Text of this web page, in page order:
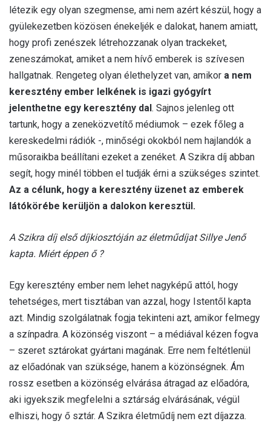
létezik egy olyan szegmense, ami nem azért készül, hogy a
gyülekezetben közösen énekeljék e dalokat, hanem amiatt,
hogy profi zenészek létrehozzanak olyan trackeket,
zeneszámokat, amiket a nem hívő emberek is szívesen
hallgatnak. Rengeteg olyan élethelyzet van, amikor a nem
keresztény ember lelkének is igazi gyógyírt
jelenthetne egy keresztény dal. Sajnos jelenleg ott
tartunk, hogy a zeneközvetítő médiumok – ezek főleg a
kereskedelmi rádiók -, minőségi okokból nem hajlandók a
műsoraikba beállítani ezeket a zenéket. A Szikra díj abban
segít, hogy minél többen el tudják érni a szükséges szintet.
Az a célunk, hogy a keresztény üzenet az emberek
látókörébe kerüljön a dalokon keresztül.
A Szikra díj első díjkiosztóján az életműdíjat Sillye Jenő
kapta. Miért éppen ő ?
Egy keresztény ember nem lehet nagyképű attól, hogy
tehetséges, mert tisztában van azzal, hogy Istentől kapta
azt. Mindig szolgálatnak fogja tekinteni azt, amikor felmegy
a színpadra. A közönség viszont – a médiával kézen fogva
– szeret sztárokat gyártani magának. Erre nem feltétlenül
az előadónak van szüksége, hanem a közönségnek. Ám
rossz esetben a közönség elvárása átragad az előadóra,
aki igyekszik megfelelni a sztárság elvárásának, végül
elhiszi, hogy ő sztár. A Szikra életműdíj nem ezt díjazza.